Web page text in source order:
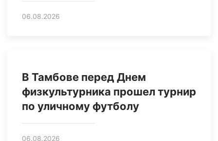
06.08.2026
В Тамбове перед Днем
физкультурника прошел турнир
по уличному футболу
06.08.2026